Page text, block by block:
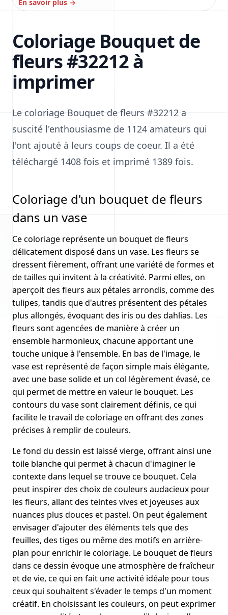
En savoir plus →
Coloriage Bouquet de
fleurs #32212 à
imprimer
Le coloriage Bouquet de fleurs #32212 a
suscité l'enthousiasme de 1124 amateurs qui
l'ont ajouté à leurs coups de coeur. Il a été
téléchargé 1408 fois et imprimé 1389 fois.
Coloriage d'un bouquet de fleurs
dans un vase
Ce coloriage représente un bouquet de fleurs
délicatement disposé dans un vase. Les fleurs se
dressent fièrement, offrant une variété de formes et
de tailles qui invitent à la créativité. Parmi elles, on
aperçoit des fleurs aux pétales arrondis, comme des
tulipes, tandis que d'autres présentent des pétales
plus allongés, évoquant des iris ou des dahlias. Les
fleurs sont agencées de manière à créer un
ensemble harmonieux, chacune apportant une
touche unique à l'ensemble. En bas de l'image, le
vase est représenté de façon simple mais élégante,
avec une base solide et un col légèrement évasé, ce
qui permet de mettre en valeur le bouquet. Les
contours du vase sont clairement définis, ce qui
facilite le travail de coloriage en offrant des zones
précises à remplir de couleurs.
Le fond du dessin est laissé vierge, offrant ainsi une
toile blanche qui permet à chacun d'imaginer le
contexte dans lequel se trouve ce bouquet. Cela
peut inspirer des choix de couleurs audacieux pour
les fleurs, allant des teintes vives et joyeuses aux
nuances plus douces et pastel. On peut également
envisager d'ajouter des éléments tels que des
feuilles, des tiges ou même des motifs en arrière-
plan pour enrichir le coloriage. Le bouquet de fleurs
dans ce dessin évoque une atmosphère de fraîcheur
et de vie, ce qui en fait une activité idéale pour tous
ceux qui souhaitent s'évader le temps d'un moment
créatif. En choisissant les couleurs, on peut exprimer